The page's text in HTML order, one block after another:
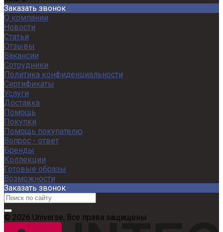
Заказать звонок
О компании
Новости
Статьи
Отзывы
Вакансии
Сотрудники
Политика конфиденциальности
Сертификаты
Услуги
Доставка
Помощь
Покупки
Помощь покупателю
Вопрос - ответ
Бренды
Коллекции
Готовые образы
Возможности
Заказать звонок
© 2026 Universe, Все права защищены